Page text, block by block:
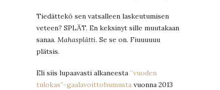
Tiedättekö sen vatsalleen laskeutumisen
veteen? SPLÄT. En keksinyt sille muutakaan
sanaa. Mahasplätti. Se se on. Fiuuuuuu
plätsis.
Eli siis lupaavasti alkaneesta ”vuoden
tulokas”-gaalavoittohumusta vuonna 2013